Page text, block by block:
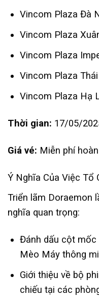
Vincom Plaza Đà
Vincom Plaza
Vincom Plaza
Vincom Plaza
Vincom Plaza Hạ
Thời gian: 17/05/
Giá vé: Miễn phí
Ý Nghĩa Của Việc Tổ
Triển lãm Doraemon
nghĩa quan trọng:
Đánh dấu cột mốc
Mèo Máy thông
Giới thiệu về bộ
chiếu tại các